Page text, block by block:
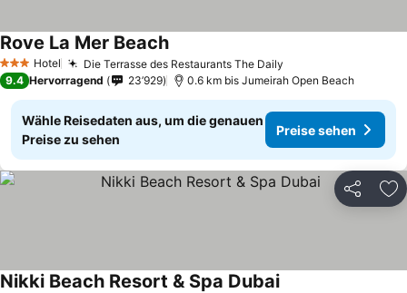
3 SterneHotel Die Terrasse des Restaurants The Daily
Rove La Mer Beach
9.4 Hervorragend 23’929 0.6 km bis Jumeirah Open Beach
Wähle Reisedaten aus, um die genauen
Preise zu sehen
Preise sehen
Teilen
Nikki Beach Resort & Spa Dubai